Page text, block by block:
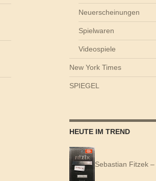
Neuerscheinungen
Spielwaren
Videospiele
New York Times
SPIEGEL
HEUTE IM TREND
Sebastian Fitzek